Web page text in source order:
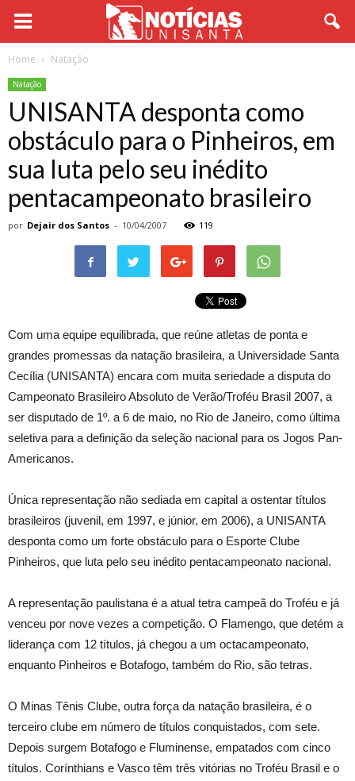
Home Natação
Natação
UNISANTA desponta como
obstáculo para o Pinheiros, em
sua luta pelo seu inédito
pentacampeonato brasileiro
por Dejair dos Santos - 10/04/2007 119
Com uma equipe equilibrada, que reúne atletas de ponta e
grandes promessas da natação brasileira, a Universidade Santa
Cecília (UNISANTA) encara com muita seriedade a disputa do
Campeonato Brasileiro Absoluto de Verão/Troféu Brasil 2007, a
ser disputado de 1º. a 6 de maio, no Rio de Janeiro, como última
seletiva para a definição da seleção nacional para os Jogos Pan-
Americanos.
Única representação não sediada em capital a ostentar títulos
brasileiros (juvenil, em 1997, e júnior, em 2006), a UNISANTA
desponta como um forte obstáculo para o Esporte Clube
Pinheiros, que luta pelo seu inédito pentacampeonato nacional.
A representação paulistana é a atual tetra campeã do Troféu e já
venceu por nove vezes a competição. O Flamengo, que detém a
liderança com 12 títulos, já chegou a um octacampeonato,
enquanto Pinheiros e Botafogo, também do Rio, são tetras.
O Minas Tênis Clube, outra força da natação brasileira, é o
terceiro clube em número de títulos conquistados, com sete.
Depois surgem Botafogo e Fluminense, empatados com cinco
títulos. Corínthians e Vasco têm três vitórias no Troféu Brasil e o